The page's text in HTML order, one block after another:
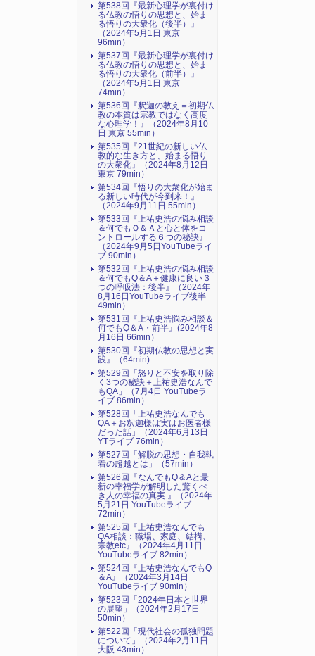
第538回『最新心理学が裏付け
る仏教の悟りの思想と、始ま
る悟りの大衆化（後半）』
（2024年5月1日 東京
96min）
第537回『最新心理学が裏付け
る仏教の悟りの思想と、始ま
る悟りの大衆化（前半）』
（2024年5月1日 東京
74min）
第536回『釈迦の教え＝初期仏
教の本質は宗教ではなく高度
な心理学！』（2024年8月10
日 東京 55min）
第535回『21世紀の新しい仏
教的な生き方と、始まる悟り
の大衆化』（2024年8月12日
東京 79min）
第534回『悟りの大衆化が始ま
る新しい時代が今到来！』
（2024年9月11日 55min）
第533回『上祐史浩の悩み相談
＆何でもＱ＆Ａと心と体をコ
ントロールする６つの秘訣』
（2024年9月5日YouTubeライ
ブ 90min）
第532回『上祐史浩の悩み相談
＆何でもQ＆A＋健康に良い３
つの呼吸法：後半』（2024年
8月16日YouTubeライブ後半
49min）
第531回『上祐史浩悩み相談＆
何でもQ＆A・前半』(2024年8
月16日 66min）
第530回『初期仏教の思想と実
践』（64min)
第529回「怒りと不安を取り除
く3つの秘訣＋上祐史浩なんで
もQA」（7月4日 YouTubeラ
イブ 86min）
第528回「上祐史浩なんでも
QA＋お釈迦様は実はお医者様
だった話」（2024年6月13日
YTライブ 76min）
第527回「解脱の思想・自我執
着の超越とは」（57min）
第526回『なんでもQ＆Aと最
新の幸福学が解明した驚くべ
き人の幸福の真実 』（2024年
5月21日 YouTubeライブ
72min）
第525回『上祐史浩なんでも
QA相談：職場、家庭、結構、
宗教etc』（2024年4月11日
YouTubeライブ 82min）
第524回『上祐史浩なんでもQ
＆A』（2024年3月14日
YouTubeライブ 90min）
第523回「2024年日本と世界
の展望」（2024年2月17日
50min）
第522回「現代社会の孤独問題
について」（2024年2月11日
大阪 43min）